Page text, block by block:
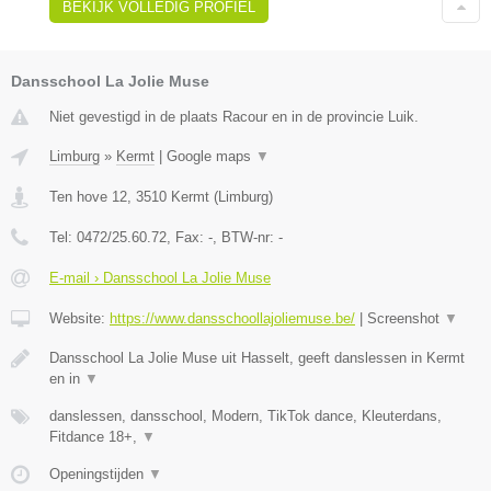
BEKIJK VOLLEDIG PROFIEL
Dansschool La Jolie Muse
Niet gevestigd in de plaats Racour en in de provincie Luik.
Limburg » Kermt Google maps ▼
Ten hove 12 3510 Kermt ( Limburg)
Tel: 0472/25.60.72 , Fax: - , BTW-nr: -
E-mail › Dansschool La Jolie Muse
Website: https://www.dansschoollajoliemuse.be/ Screenshot ▼
Dansschool La Jolie Muse uit Hasselt, geeft danslessen in Kermt
en in ▼
danslessen, dansschool, Modern, TikTok dance, Kleuterdans,
Fitdance 18+,
▼
Openingstijden ▼